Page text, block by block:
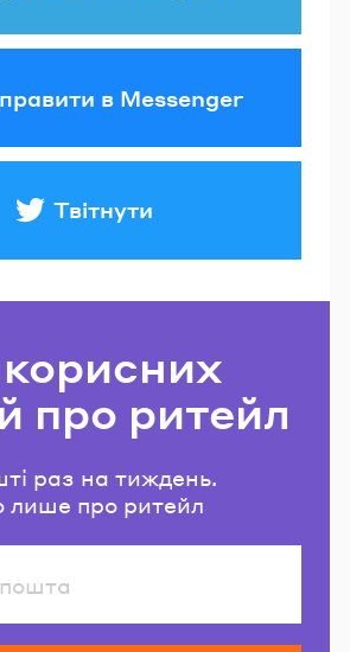
в Messenger
Твітнути
про ритейл
раз на тиждень.
лише про ритейл